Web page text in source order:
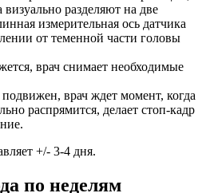
визуально разделяют на две
измерительная ось датчика
от теменной части головы
врач снимает необходимые
врач ждет момент, когда
распрямится, делает стоп-кадр
+/- 3-4 дня.
по неделям